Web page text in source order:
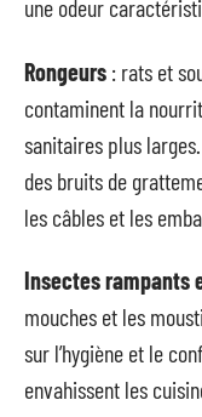
une odeur
Rongeurs : rats et
contaminent la
sanitaires plus
des bruits de
les câbles et les
Insectes rampants
mouches et les
sur l’hygiène et le
envahissent les